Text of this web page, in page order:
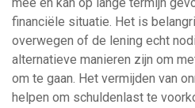
financiële situatie. Het is
overwegen of de lening echt
alternatieve manieren zijn om
om te gaan. Het vermijden van
helpen om schuldenlast te